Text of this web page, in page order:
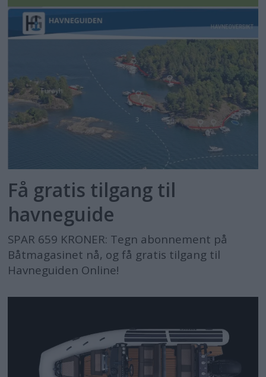
Få gratis tilgang til
havneguide
SPAR 659 KRONER: Tegn abonnement på
Båtmagasinet nå, og få gratis tilgang til
Havneguiden Online!